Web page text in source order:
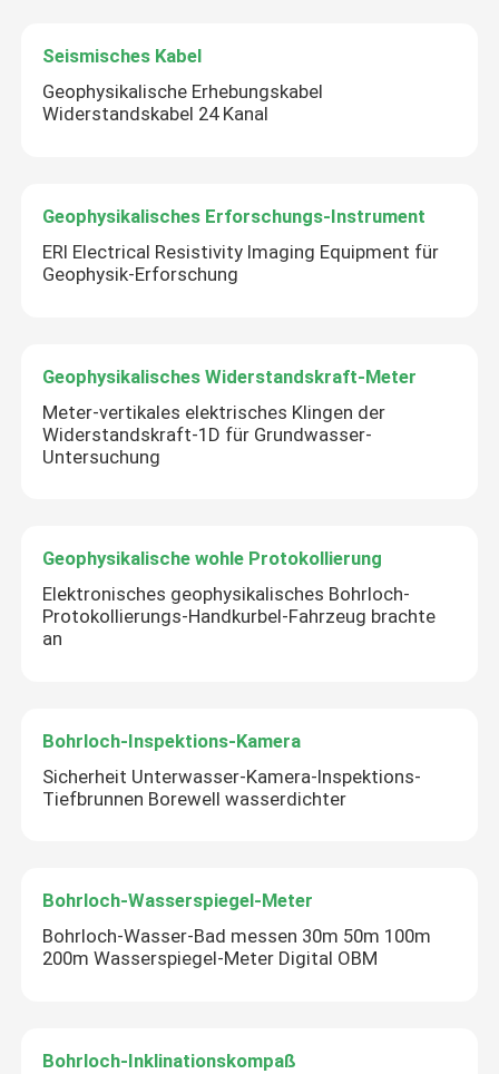
Seismisches Kabel
Geophysikalische Erhebungskabel
Widerstandskabel 24 Kanal
Geophysikalisches Erforschungs-Instrument
ERI Electrical Resistivity Imaging Equipment für
Geophysik-Erforschung
Geophysikalisches Widerstandskraft-Meter
Meter-vertikales elektrisches Klingen der
Widerstandskraft-1D für Grundwasser-
Untersuchung
Geophysikalische wohle Protokollierung
Elektronisches geophysikalisches Bohrloch-
Protokollierungs-Handkurbel-Fahrzeug brachte
an
Bohrloch-Inspektions-Kamera
Sicherheit Unterwasser-Kamera-Inspektions-
Tiefbrunnen Borewell wasserdichter
Bohrloch-Wasserspiegel-Meter
Bohrloch-Wasser-Bad messen 30m 50m 100m
200m Wasserspiegel-Meter Digital OBM
Bohrloch-Inklinationskompaß